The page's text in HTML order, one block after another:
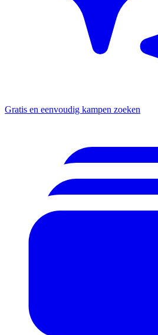
Gratis en eenvoudig kampen zoeken